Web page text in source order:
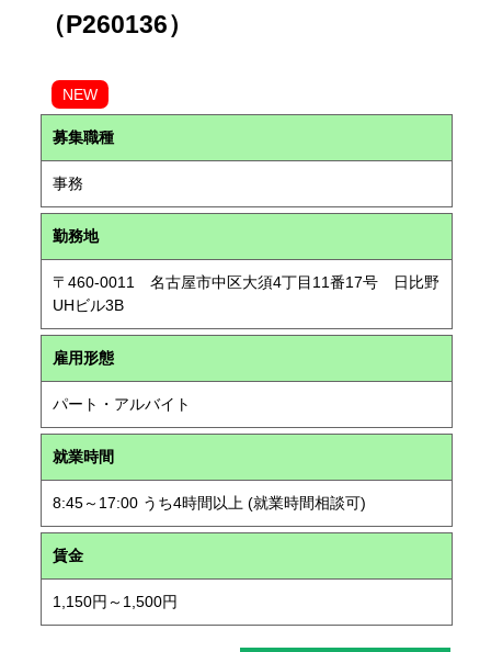
（P260136）
NEW
募集職種
事務
勤務地
〒460-0011 名古屋市中区大須4丁目11番17号 日比野
UHビル3B
雇用形態
パート・アルバイト
就業時間
8:45～17:00 うち4時間以上 (就業時間相談可)
賃金
1,150円～1,500円